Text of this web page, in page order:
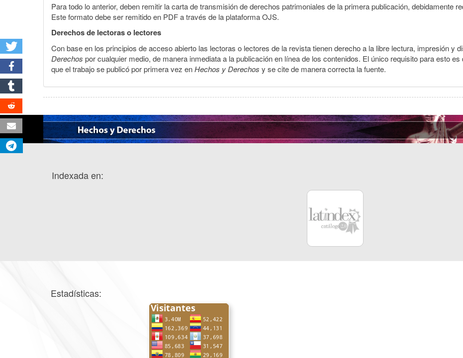
Para todo lo anterior, deben remitir la carta de transmisión de derechos patrimoniales de la primera publicación, debidamente
Este formato debe ser remitido en PDF a través de la plataforma OJS.
Derechos de lectoras o lectores
Con base en los principios de acceso abierto las lectoras o lectores de la revista tienen derecho a la libre lectura, impresión y
Derechos por cualquier medio, de manera inmediata a la publicación en línea de los contenidos. El único requisito para esto
que el trabajo se publicó por primera vez enHechos y Derechos y se cite de manera correcta la fuente.
Indexada en:
Estadísticas: